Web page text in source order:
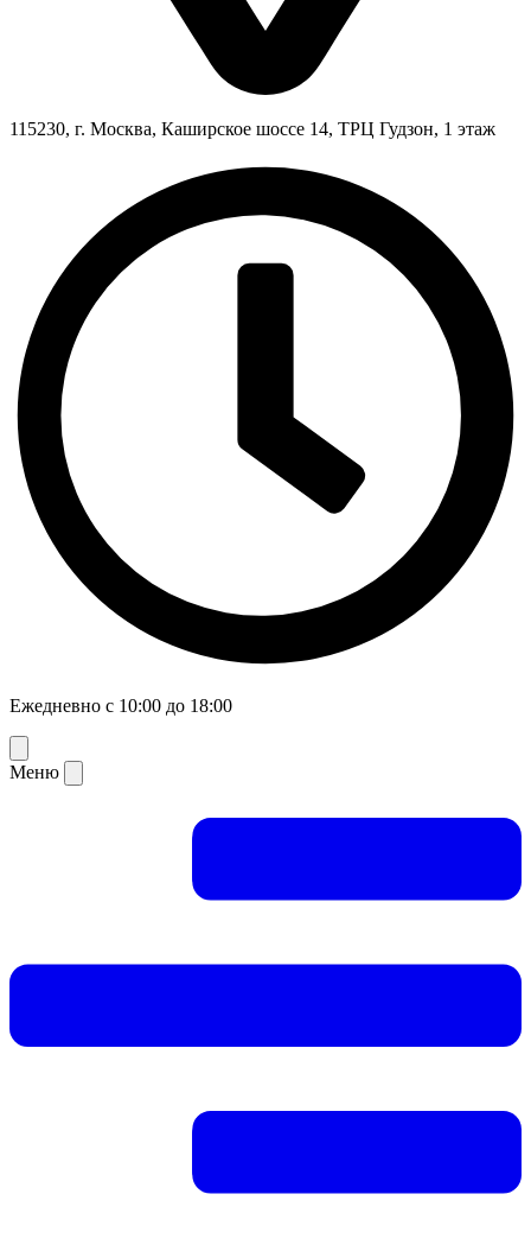
115230, г. Москва, Каширское шоссе 14, ТРЦ Гудзон, 1 этаж
Ежедневно с 10:00 до 18:00
Меню